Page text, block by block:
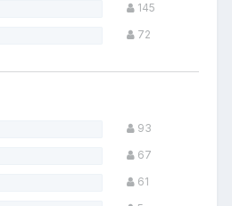
145
72
93
67
61